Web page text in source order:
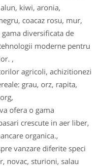
kiwi, aronia,
coacaz rosu, mur,
diversificata de
moderne pentru
,
agricoli, achizitionezi
grau, orz, rapita,
ofera o gama
crescute in aer liber,
organica.,
vanzare diferite speci
novac, stu­ri­oni, salau